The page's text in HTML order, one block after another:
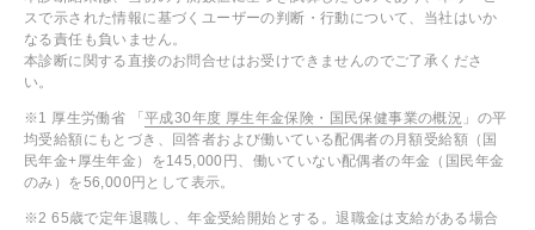
スで示された情報に基づくユーザーの判断・行動について、当社はいか
なる責任も負いません。
本診断に関する直接のお問合せはお受けできませんのでご了承くださ
い。
※1 厚生労働省 「 平成30年度 厚生年金保険・国民保健事業の概況 」の平
均受給額にもとづき、回答者および働いている配偶者の月額受給額（国
民年金+厚生年金）を145,000円、働いていない配偶者の年金（国民年金
のみ）を56,000円として表示。
※2 65歳で定年退職し、年金受給開始とする。退職金は支給がある場合